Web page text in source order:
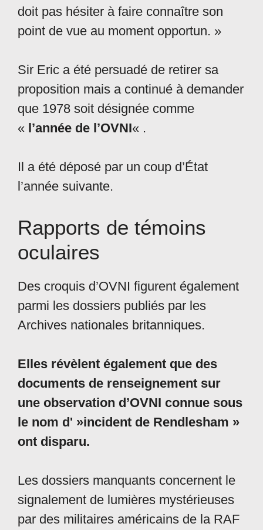
doit pas hésiter à faire connaître son
point de vue au moment opportun. »
Sir Eric a été persuadé de retirer sa
proposition mais a continué à demander
que 1978 soit désignée comme
« l’année de l’OVNI« .
Il a été déposé par un coup d’État
l’année suivante.
Rapports de témoins
oculaires
Des croquis d’OVNI figurent également
parmi les dossiers publiés par les
Archives nationales britanniques.
Elles révèlent également que des
documents de renseignement sur
une observation d’OVNI connue sous
le nom d' »incident de Rendlesham »
ont disparu.
Les dossiers manquants concernent le
signalement de lumières mystérieuses
par des militaires américains de la RAF